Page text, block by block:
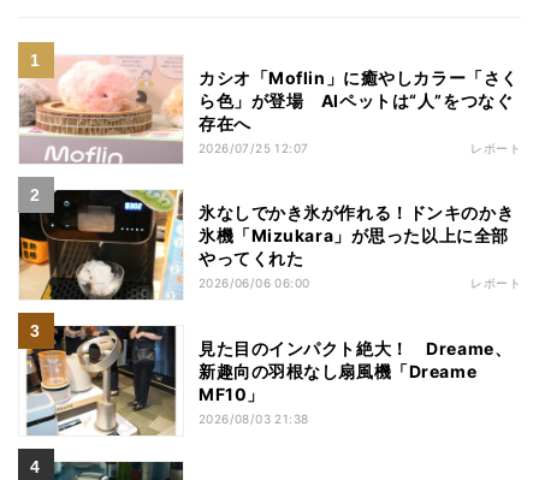
カシオ「Moflin」に癒やしカラー「さく
ら色」が登場 AIペットは“人”をつなぐ
存在へ
2026/07/25 12:07 レポート
氷なしでかき氷が作れる！ドンキのかき
氷機「Mizukara」が思った以上に全部
やってくれた
2026/06/06 06:00 レポート
見た目のインパクト絶大！ Dreame、
新趣向の羽根なし扇風機「Dreame
MF10」
2026/08/03 21:38